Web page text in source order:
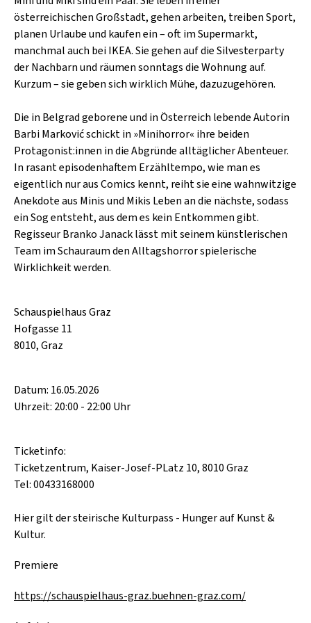
CAFÉ WOLF
POSTGARAGE
KUNSTGARTEN
GOLD & PECH THEATER
HARD & HEAVY
SINGER-SONGWRITER
VOLKSMUSIK
KULTURLAND STEIERMARK
österreichischen Großstadt, gehen arbeiten, treiben Sport,
planen Urlaube und kaufen ein – oft im Supermarkt,
manchmal auch bei IKEA. Sie gehen auf die Silvesterparty
der Nachbarn und räumen sonntags die Wohnung auf.
Kurzum – sie geben sich wirklich Mühe, dazuzugehören.
Die in Belgrad geborene und in Österreich lebende Autorin
Barbi Marković schickt in »Minihorror« ihre beiden
Protagonist:innen in die Abgründe alltäglicher Abenteuer.
In rasant episodenhaftem Erzähltempo, wie man es
eigentlich nur aus Comics kennt, reiht sie eine wahnwitzige
Anekdote aus Minis und Mikis Leben an die nächste, sodass
ein Sog entsteht, aus dem es kein Entkommen gibt.
Regisseur Branko Janack lässt mit seinem künstlerischen
Team im Schauraum den Alltagshorror spielerische
Wirklichkeit werden.
Schauspielhaus Graz
Hofgasse 11
8010, Graz
Datum: 16.05.2026
Uhrzeit: 20:00 - 22:00 Uhr
Ticketinfo:
Ticketzentrum, Kaiser-Josef-PLatz 10, 8010 Graz
Tel: 00433168000
Hier gilt der steirische Kulturpass - Hunger auf Kunst &
Kultur.
Premiere
https://schauspielhaus-graz.buehnen-graz.com/